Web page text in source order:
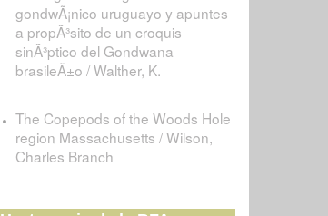
gondwÃ¡nico uruguayo y apuntes
a propÃ³sito de un croquis
sinÃ³ptico del Gondwana
brasileÃ±o / Walther, K.
The Copepods of the Woods Hole
region Massachusetts / Wilson,
Charles Branch